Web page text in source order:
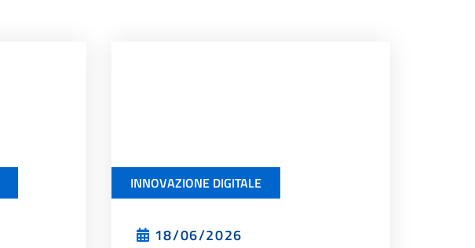
INNOVAZIONE DIGITALE
18/06/2026